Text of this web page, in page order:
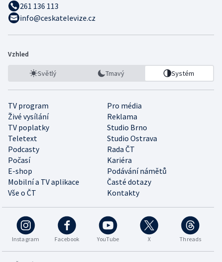
261 136 113
info@ceskatelevize.cz
Vzhled
Světlý Tmavý Systém
TV program
Pro média
Živé vysílání
Reklama
TV poplatky
Studio Brno
Teletext
Studio Ostrava
Podcasty
Rada ČT
Počasí
Kariéra
E-shop
Podávání námětů
Mobilní a TV aplikace
Časté dotazy
Vše o ČT
Kontakty
Instagram Facebook YouTube X Threads